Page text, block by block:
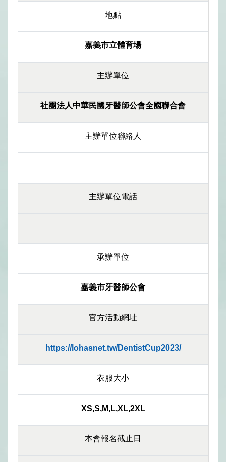
地點
嘉義市立體育場
主辦單位
社團法人中華民國牙醫師公會全國聯合會
主辦單位聯絡人
主辦單位電話
承辦單位
嘉義市牙醫師公會
官方活動網址
https://lohasnet.tw/DentistCup2023/
衣服大小
XS,S,M,L,XL,2XL
本會報名截止日